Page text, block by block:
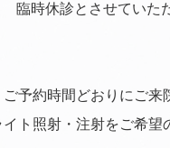
臨時休診とさせていた
予約時間どおりにご来
ト照射・注射をご希